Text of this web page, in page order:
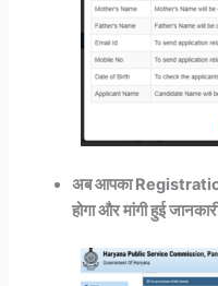
अब आपका
होगा और मांगी हुई